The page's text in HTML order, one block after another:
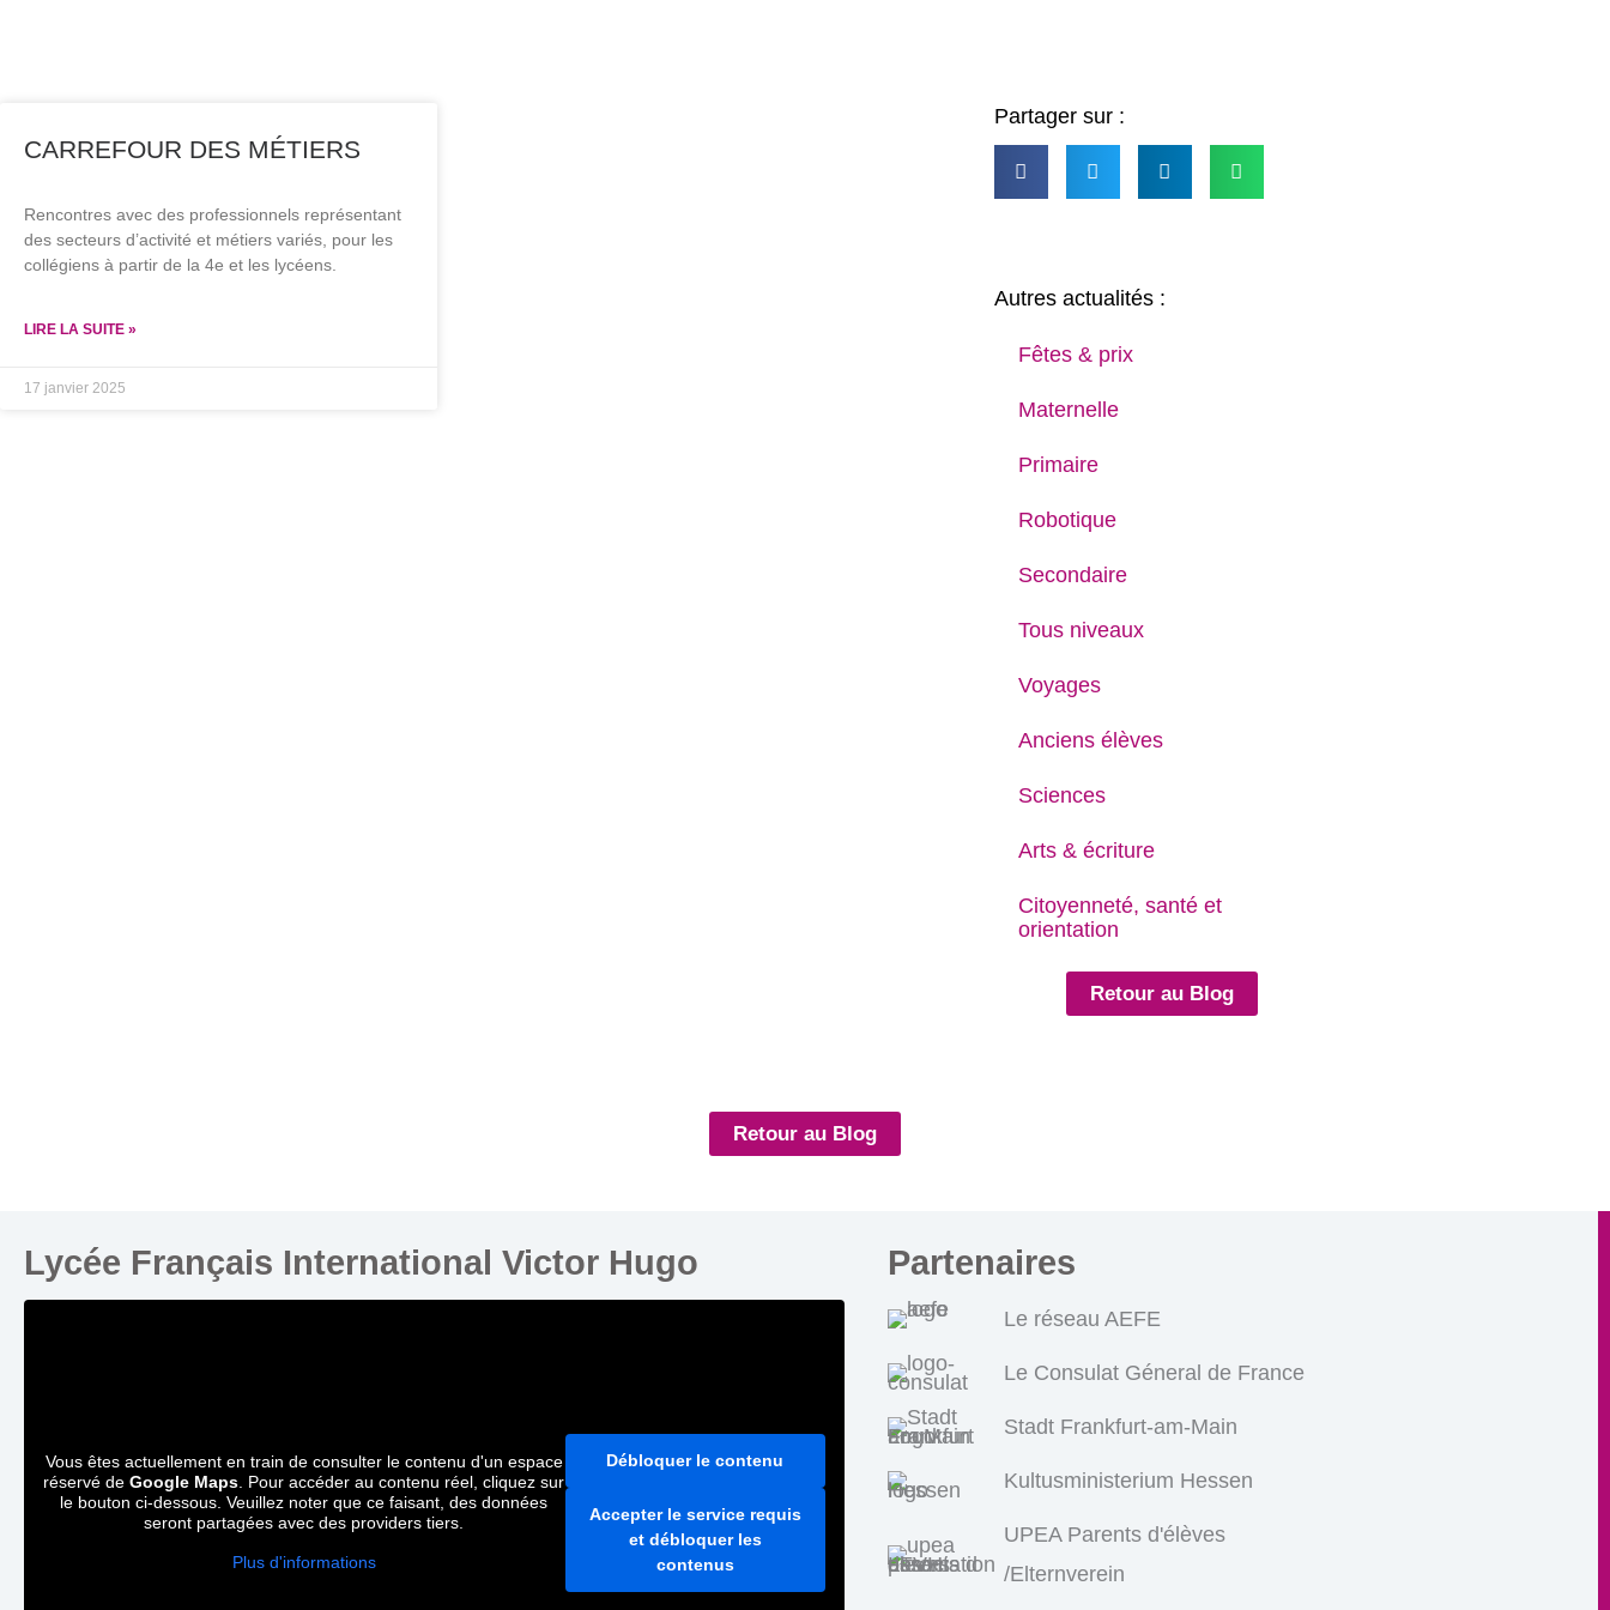
CARREFOUR DES MÉTIERS
Rencontres avec des professionnels représentant
des secteurs d’activité et métiers variés, pour les
collégiens à partir de la 4e et les lycéens.
LIRE LA SUITE »
17 janvier 2025
Partager sur :
Autres actualités :
Fêtes & prix
Maternelle
Primaire
Robotique
Secondaire
Tous niveaux
Voyages
Anciens élèves
Sciences
Arts & écriture
Citoyenneté, santé et
orientation
Retour au Blog
Retour au Blog
Lycée Français International Victor Hugo
Vous êtes actuellement en train de consulter le contenu d'un espace
réservé deGoogle Maps. Pour accéder au contenu réel, cliquez sur
le bouton ci-dessous. Veuillez noter que ce faisant, des données
seront partagées avec des providers tiers.
Plus d'informations
Débloquer le contenu
Accepter le service requis
et débloquer les
contenus
Partenaires
Le réseau AEFE
Le Consulat Géneral de France
Stadt Frankfurt-am-Main
Kultusministerium Hessen
UPEA Parents d'élèves
/Elternverein